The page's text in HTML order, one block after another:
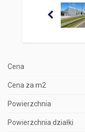
Cena
Cena za m2
Powierzchnia
Powierzchnia działki